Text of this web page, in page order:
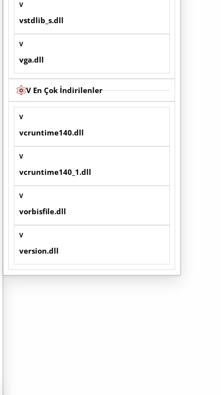
V
vstdlib_s.dll
V
vga.dll
V En Çok İndirilenler
V
vcruntime140.dll
V
vcruntime140_1.dll
V
vorbisfile.dll
V
version.dll